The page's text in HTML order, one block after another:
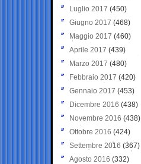
Luglio 2017 (450)
Giugno 2017 (468)
Maggio 2017 (460)
Aprile 2017 (439)
Marzo 2017 (480)
Febbraio 2017 (420)
Gennaio 2017 (453)
Dicembre 2016 (438)
Novembre 2016 (438)
Ottobre 2016 (424)
Settembre 2016 (367)
Agosto 2016 (332)